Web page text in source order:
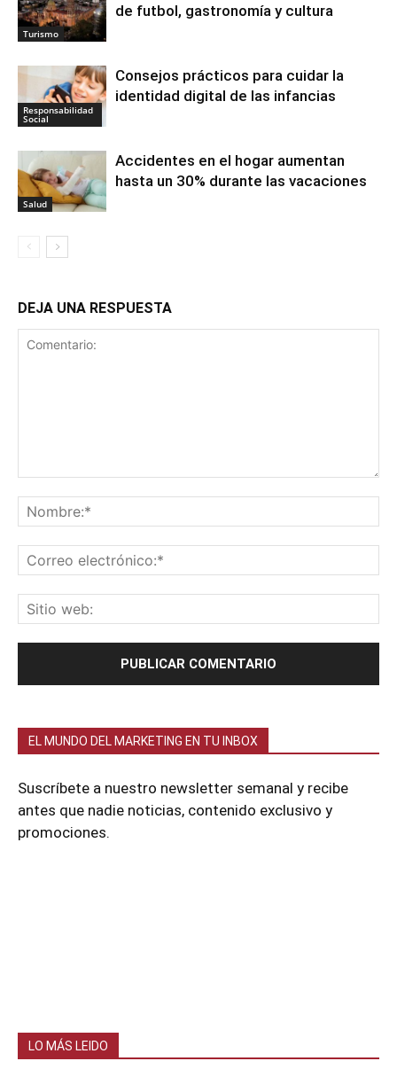
Turismo
de futbol, gastronomía y cultura
Responsabilidad
Social
Consejos prácticos para cuidar la
identidad digital de las infancias
Salud
Accidentes en el hogar aumentan
hasta un 30% durante las vacaciones
DEJA UNA RESPUESTA
EL MUNDO DEL MARKETING EN TU INBOX
Suscríbete a nuestro newsletter semanal y recibe
antes que nadie noticias, contenido exclusivo y
promociones.
LO MÁS LEIDO